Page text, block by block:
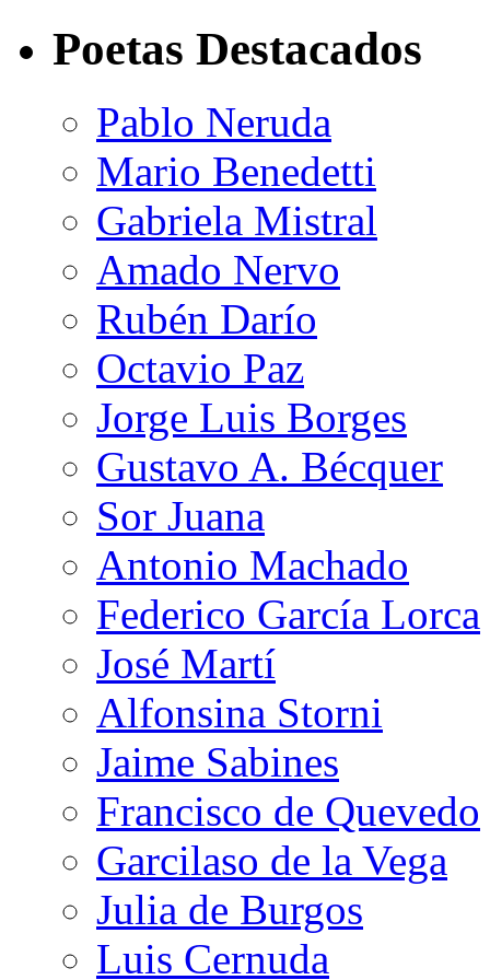
Poetas Destacados
Pablo Neruda
Mario Benedetti
Gabriela Mistral
Amado Nervo
Rubén Darío
Octavio Paz
Jorge Luis Borges
Gustavo A. Bécquer
Sor Juana
Antonio Machado
Federico García Lorca
José Martí
Alfonsina Storni
Jaime Sabines
Francisco de Quevedo
Garcilaso de la Vega
Julia de Burgos
Luis Cernuda